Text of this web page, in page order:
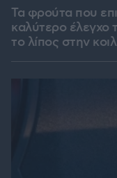
Τα φρούτα που
καλύτερο έλεγχο
το λίπος στην